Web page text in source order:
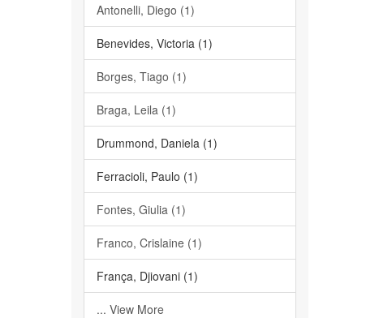
Antonelli, Diego (1)
Benevides, Victoria (1)
Borges, Tiago (1)
Braga, Leila (1)
Drummond, Daniela (1)
Ferracioli, Paulo (1)
Fontes, Giulia (1)
Franco, Crislaine (1)
França, Djiovani (1)
... View More